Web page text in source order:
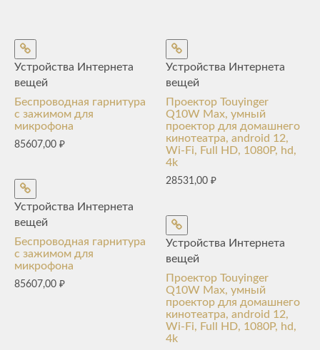
Устройства Интернета
вещей
Беспроводная гарнитура
с зажимом для
микрофона
85607,00 ₽
Устройства Интернета
вещей
Беспроводная гарнитура
с зажимом для
микрофона
85607,00 ₽
Устройства Интернета
вещей
Проектор Touyinger
Q10W Max, умный
проектор для домашнего
кинотеатра, android 12,
Wi-Fi, Full HD, 1080P, hd,
4k
28531,00₽
Устройства Интернета
вещей
Проектор Touyinger
Q10W Max, умный
проектор для домашнего
кинотеатра, android 12,
Wi-Fi, Full HD, 1080P, hd,
4k